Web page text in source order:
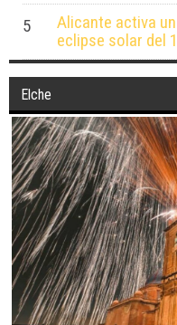
5
Alicante activa
eclipse solar del
Elche